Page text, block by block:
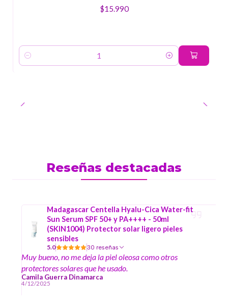
$15.990
Cantidad
Reseñas destacadas
Madagascar Centella Hyalu-Cica Water-fit
Sun Serum SPF 50+ y PA++++ - 50ml
(SKIN1004) Protector solar ligero pieles
sensibles
5.0 30 reseñas
Muy bueno, no me deja la piel oleosa como otros
protectores solares que he usado.
Camila Guerra Dinamarca
4/12/2025